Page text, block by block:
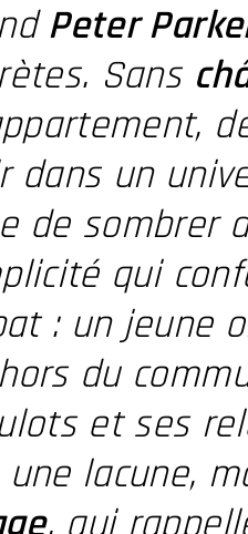
Peter
Sans
dans un
de sombrer
qui
: un jeune
du
et ses
lacune,